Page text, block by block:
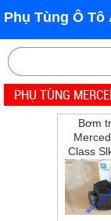
Phụ Tùng Ô Tô
PHỤ TÙNG
Bơm
Class
W202